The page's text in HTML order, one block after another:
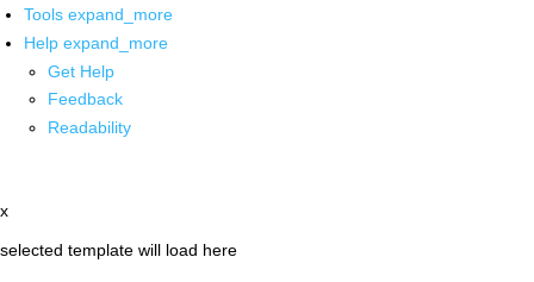
Tools expand_more
Help expand_more
Get Help
Feedback
Readability
x
selected template will load here